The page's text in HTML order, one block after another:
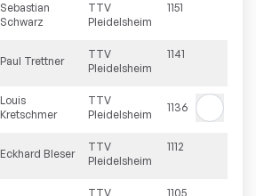
Sebastian
Schwarz
TTV
Pleidelsheim
1151
Paul Trettner
TTV
Pleidelsheim
1141
Louis
Kretschmer
TTV
Pleidelsheim
1136
Eckhard Bleser
TTV
Pleidelsheim
1112
TTV
1105